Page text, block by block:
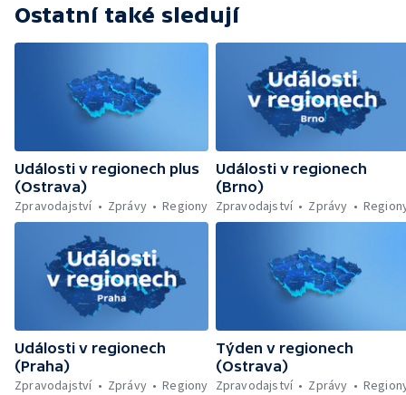
Ostatní také sledují
Události v regionech plus
(Ostrava)
Zpravodajství
Zprávy Regiony
Události v regionech
(Brno)
Zpravodajství
Zprávy
Události v regionech
(Praha)
Zpravodajství
Zprávy Regiony
Týden v regionech
(Ostrava)
Zpravodajství
Zprávy